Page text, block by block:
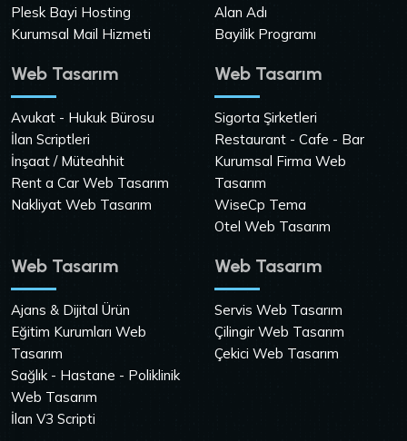
Plesk Bayi Hosting
Kurumsal Mail Hizmeti
Alan Adı
Bayilik Programı
Web Tasarım
Avukat - Hukuk Bürosu
İlan Scriptleri
İnşaat / Müteahhit
Rent a Car Web Tasarım
Nakliyat Web Tasarım
Web Tasarım
Sigorta Şirketleri
Restaurant - Cafe - Bar
Kurumsal Firma Web
Tasarım
WiseCp Tema
Otel Web Tasarım
Web Tasarım
Ajans & Dijital Ürün
Eğitim Kurumları Web
Tasarım
Sağlık - Hastane - Poliklinik
Web Tasarım
İlan V3 Scripti
Web Tasarım
Servis Web Tasarım
Çilingir Web Tasarım
Çekici Web Tasarım